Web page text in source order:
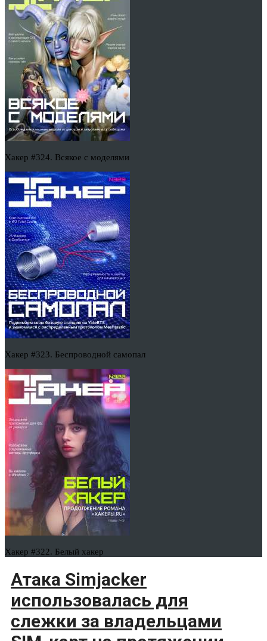
Хакер #324. Всякое с моделями
Хакер #323. Беспроводной самопал
Хакер #322. Белый хакер
Атака Simjacker
использовалась для
слежки за владельцами